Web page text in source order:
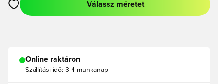
Megnyit egy modált a bejelentkezéshez vagy a tagként való
Válassz méretet
Online raktáron
Szállítási idő: 3-4 munkanap